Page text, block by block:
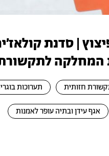
| סדנת
המחלקה
חזותית תערוכות
אגף עידן ובתיה עופר לאמנות